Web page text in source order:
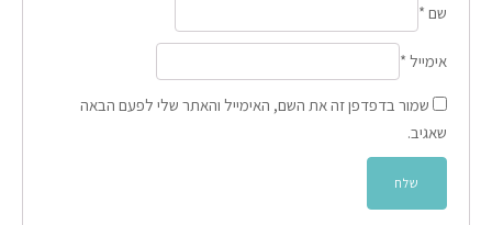
שם *
אימייל *
שמור בדפדפן זה את השם, האימייל והאתר שלי לפעם הבאה
שאגיב.